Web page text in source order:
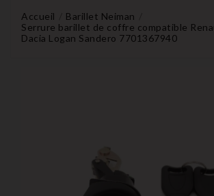
Accueil
Barillet Neiman
Serrure barillet de coffre compatible
Dacia Logan Sandero 7701367940